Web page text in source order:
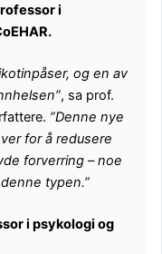
i
og en av
, sa prof.
”Denne nye
for å redusere
forverring – noe
typen.”
i psykologi og